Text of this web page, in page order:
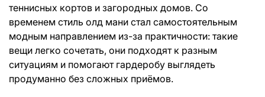
теннисных кортов и загородных домов. Со
временем стиль олд мани стал самостоятельным
модным направлением из-за практичности: такие
вещи легко сочетать, они подходят к разным
ситуациям и помогают гардеробу выглядеть
продуманно без сложных приёмов.